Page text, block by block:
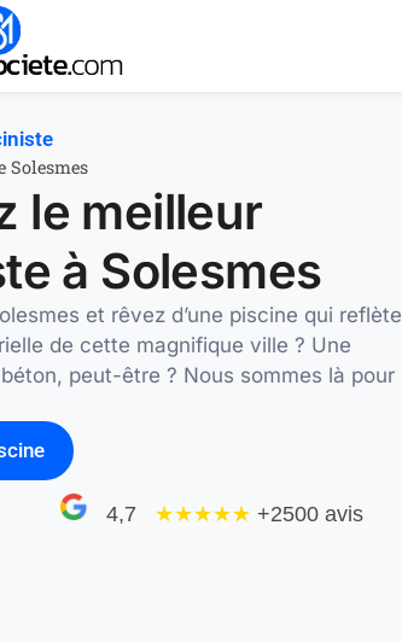
Solesmes
le meilleur
à Solesmes
et rêvez d’une piscine qui reflète
de cette magnifique ville ? Une
peut-être ? Nous sommes là pour
4,7 ★★★★★ +2500 avis